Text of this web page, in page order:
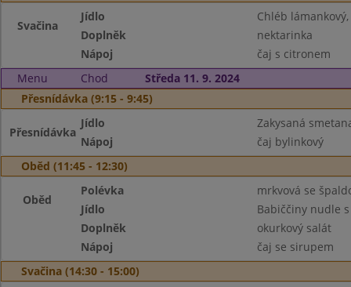
Svačina
Jídlo
Chléb
Doplněk
nektarinka
Nápoj
čaj s citronem
Menu
Chod
Středa 11. 9. 2024
Přesnídávka (9:15 - 9:45)
Přesnídávka
Jídlo
Zakysaná
Nápoj
čaj bylinkový
Oběd (11:45 - 12:30)
Oběd
Polévka
mrkvová se
Jídlo
Babiččiny nudle
Doplněk
okurkový salát
Nápoj
čaj se sirupem
Svačina (14:30 - 15:00)